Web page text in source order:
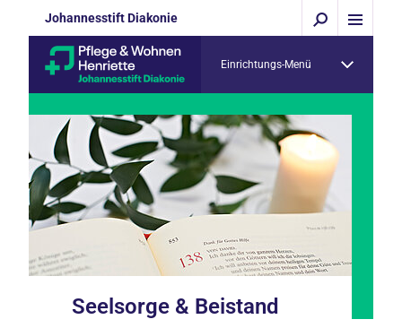
Johannesstift Diakonie
Einrichtungs-Menü
Seelsorge & Beistand